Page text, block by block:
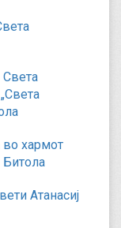
во хармот
Атанасиј